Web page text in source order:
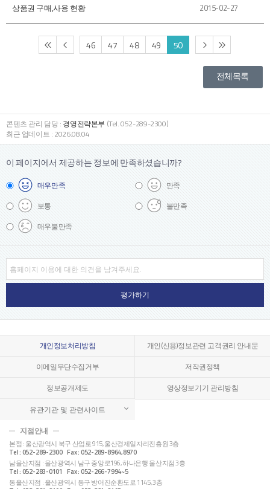
상품권 구매,사용 현황 2015-02-27
46 47 48 49 50
전체목록
콘텐츠 관리 담당 : 경영전략본부 (Tel. 052-289-2300)
최근 업데이트 : 2026.08.04
이 페이지에서 제공하는 정보에 만족하셨습니까?
매우만족
만족
보통
불만족
매우불만족
개인정보처리방침
개인(신용)정보관련 고객권리 안내문
이메일무단수집거부
저작권정책
정보공개제도
영상정보기기 관리방침
유관기관 및 관련사이트
지점안내
본점 : 울산광역시 북구 산업로 915, 울산경제일자리진흥원 3층
Tel : 052-289-2300 Fax : 052-289-8964,8970
남울산지점 : 울산광역시 남구 중앙로196, 하나은행 울산지점 3층
Tel : 052-283-0101 Fax : 052-266-7994~5
동울산지점 : 울산광역시 동구 방어진순환도로 1145, 3층